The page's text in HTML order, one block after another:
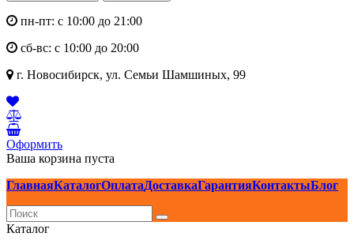
пн-пт: с 10:00 до 21:00
сб-вс: с 10:00 до 20:00
г. Новосибирск, ул. Семьи Шамшиных, 99
Оформить
Ваша корзина пуста
ГлавнаяКаталогОплатаДоставкаГарантияКонтактыБлог
Каталог